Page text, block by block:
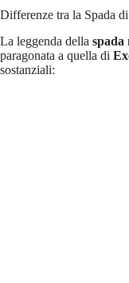
Differenze tra la Spada
La leggenda della spada
paragonata a quella di
sostanziali: